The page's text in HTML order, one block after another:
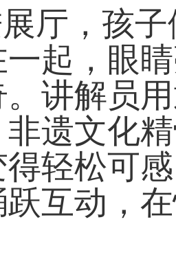
厅，孩
起，眼
讲解员
非遗文化
轻松可
跃互动，